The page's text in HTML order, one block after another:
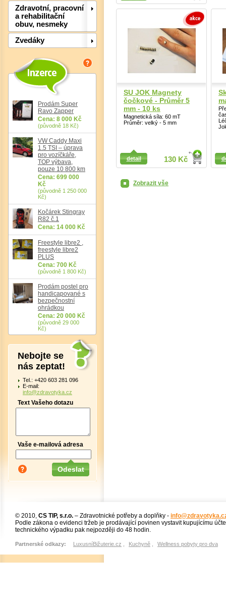
Zdravotní, pracovní
a rehabilitační
obuv, nesmeky
Zvedáky
Prodám Super
Ravo Zapper
Cena: 8 000 Kč
(původně 18 Kč)
VW Caddy Maxi
1.5 TSI – úprava
pro vozíčkáře,
TOP výbava,
pouze 10 800 km
Cena: 699 000
Kč
(původně 1 250 000
Kč)
Kočárek Stingray
R82 č.1
Cena: 14 000 Kč
Freestyle libre2 ,
freestyle libre2
PLUS
Cena: 700 Kč
(původně 1 800 Kč)
Prodám postel pro
handicapované s
bezpečnostní
ohrádkou
Cena: 20 000 Kč
(původně 29 000
Kč)
Nebojte se
nás zeptat!
Tel.: +420 603 281 096
E-mail:
info@zdravotyka.cz
Text Vašeho dotazu
Vaše e-mailová adresa
SU JOK Magnety
čočkové - Průměr 5
mm - 10 ks
Magnetická síla: 60 mT
Průměr: velký - 5 mm
130 Kč
detail
Detail
Detail
Zobrazit vše
© 2010, CS TIP, s.r.o. – Zdravotnické potřeby a doplňky -
Podle zákona o evidenci tržeb je prodávající povinen vystavit kupujícímu
technického výpadku pak nejpozději do 48 hodin.
Partnerské odkazy: LuxusníBižuterie.cz Kuchyně Wellness pobyty pro dva